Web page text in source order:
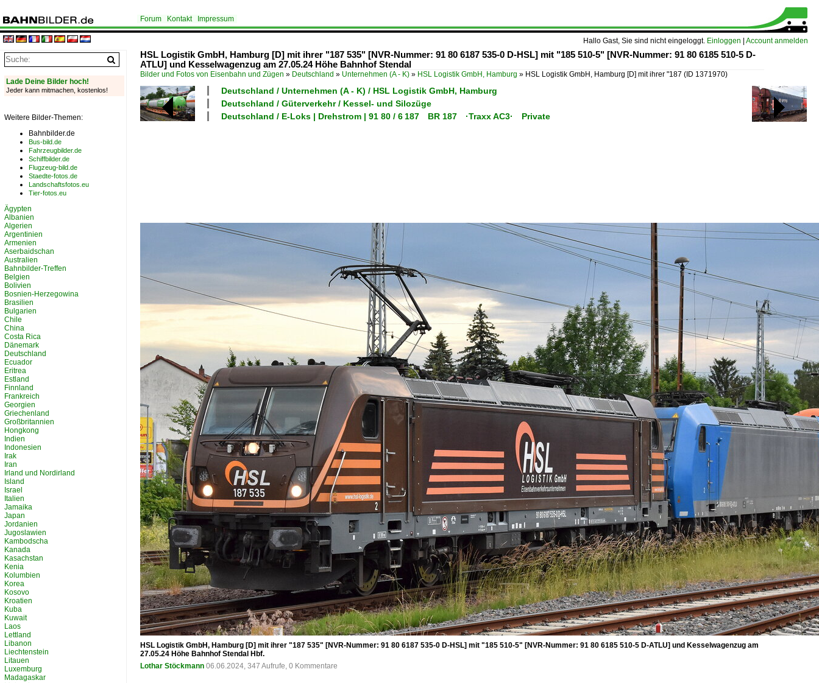
Hallo Gast, Sie sind nicht eingeloggt. Einloggen Account anmelden
Forum Kontakt Impressum
HSL Logistik GmbH, Hamburg [D] mit ihrer "187 535" [NVR-Nummer: 91 80 6187 535-0 D-HSL] mit "185 510-5" [NVR-Nummer: 91 80 6185 510-5 D-
ATLU] und Kesselwagenzug am 27.05.24 Höhe Bahnhof Stendal
Bilder und Fotos von Eisenbahn und Zügen » Deutschland » Unternehmen (A - K) » HSL Logistik GmbH, Hamburg » HSL Logistik GmbH, Hamburg [D] mit ihrer "187 (ID 1371970)
Deutschland / Unternehmen (A - K) / HSL Logistik GmbH, Hamburg
Deutschland / Güterverkehr / Kessel- und Silozüge
Deutschland / E-Loks | Drehstrom | 91 80 / 6 187 BR 187 ·Traxx AC3· Private
HSL Logistik GmbH, Hamburg [D] mit ihrer "187 535" [NVR-Nummer: 91 80 6187 535-0 D-HSL] mit "185 510-5" [NVR-Nummer: 91 80 6185 510-5 D-ATLU] und Kesselwagenzug am
27.05.24 Höhe Bahnhof Stendal Hbf.
Lothar Stöckmann 06.06.2024, 347 Aufrufe, 0 Kommentare
Lade Deine Bilder hoch!
Jeder kann mitmachen, kostenlos!
Weitere Bilder-Themen:
Bahnbilder.de
Bus-bild.de
Fahrzeugbilder.de
Schiffbilder.de
Flugzeug-bild.de
Staedte-fotos.de
Landschaftsfotos.eu
Tier-fotos.eu
Ägypten
Albanien
Algerien
Argentinien
Armenien
Aserbaidschan
Australien
Bahnbilder-Treffen
Belgien
Bolivien
Bosnien-Herzegowina
Brasilien
Bulgarien
Chile
China
Costa Rica
Dänemark
Deutschland
Ecuador
Eritrea
Estland
Finnland
Frankreich
Georgien
Griechenland
Großbritannien
Hongkong
Indien
Indonesien
Irak
Iran
Irland und Nordirland
Island
Israel
Italien
Jamaika
Japan
Jordanien
Jugoslawien
Kambodscha
Kanada
Kasachstan
Kenia
Kolumbien
Korea
Kosovo
Kroatien
Kuba
Kuwait
Laos
Lettland
Libanon
Liechtenstein
Litauen
Luxemburg
Madagaskar